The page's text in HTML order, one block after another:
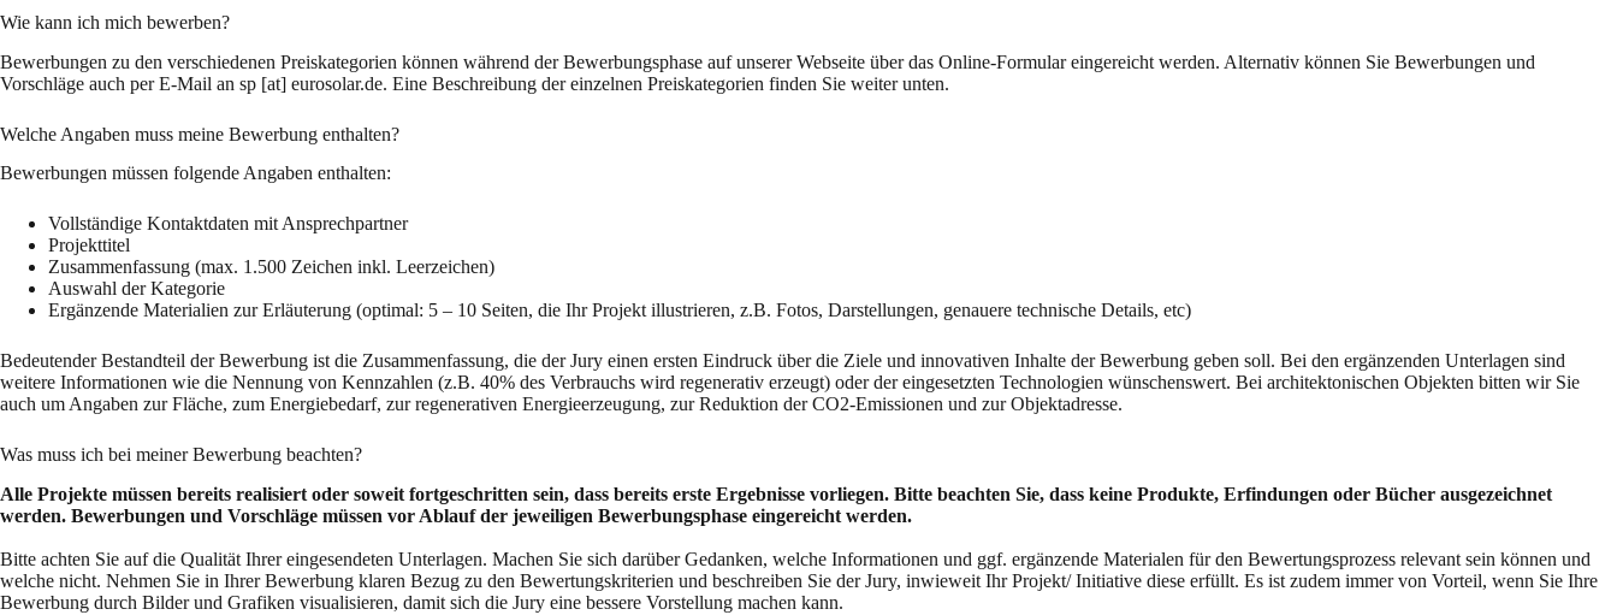
Wie kann ich mich bewerben?
Bewerbungen zu den verschiedenen Preiskategorien können während der Bewerbungsphase auf unserer Webseite über das Online-Formular eingereicht werden. Alternativ können Sie Bewerbungen und
Vorschläge auch per E-Mail an sp [at] eurosolar.de. Eine Beschreibung der einzelnen Preiskategorien finden Sie weiter unten.
Welche Angaben muss meine Bewerbung enthalten?
Bewerbungen müssen folgende Angaben enthalten:
Vollständige Kontaktdaten mit Ansprechpartner
Projekttitel
Zusammenfassung (max. 1.500 Zeichen inkl. Leerzeichen)
Auswahl der Kategorie
Ergänzende Materialien zur Erläuterung (optimal: 5 – 10 Seiten, die Ihr Projekt illustrieren, z.B. Fotos, Darstellungen, genauere technische Details, etc)
Bedeutender Bestandteil der Bewerbung ist die Zusammenfassung, die der Jury einen ersten Eindruck über die Ziele und innovativen Inhalte der Bewerbung geben soll. Bei den ergänzenden Unterlagen sind
weitere Informationen wie die Nennung von Kennzahlen (z.B. 40% des Verbrauchs wird regenerativ erzeugt) oder der eingesetzten Technologien wünschenswert. Bei architektonischen Objekten bitten wir Sie
auch um Angaben zur Fläche, zum Energiebedarf, zur regenerativen Energieerzeugung, zur Reduktion der CO2-Emissionen und zur Objektadresse.
Was muss ich bei meiner Bewerbung beachten?
Alle Projekte müssen bereits realisiert oder soweit fortgeschritten sein, dass bereits erste Ergebnisse vorliegen. Bitte beachten Sie, dass keine Produkte, Erfindungen oder Bücher ausgezeichnet
werden. Bewerbungen und Vorschläge müssen vor Ablauf der jeweiligen Bewerbungsphase eingereicht werden.
Bitte achten Sie auf die Qualität Ihrer eingesendeten Unterlagen. Machen Sie sich darüber Gedanken, welche Informationen und ggf. ergänzende Materialen für den Bewertungsprozess relevant sein können und
welche nicht. Nehmen Sie in Ihrer Bewerbung klaren Bezug zu den Bewertungskriterien und beschreiben Sie der Jury, inwieweit Ihr Projekt/ Initiative diese erfüllt. Es ist zudem immer von Vorteil, wenn Sie Ihre
Bewerbung durch Bilder und Grafiken visualisieren, damit sich die Jury eine bessere Vorstellung machen kann.